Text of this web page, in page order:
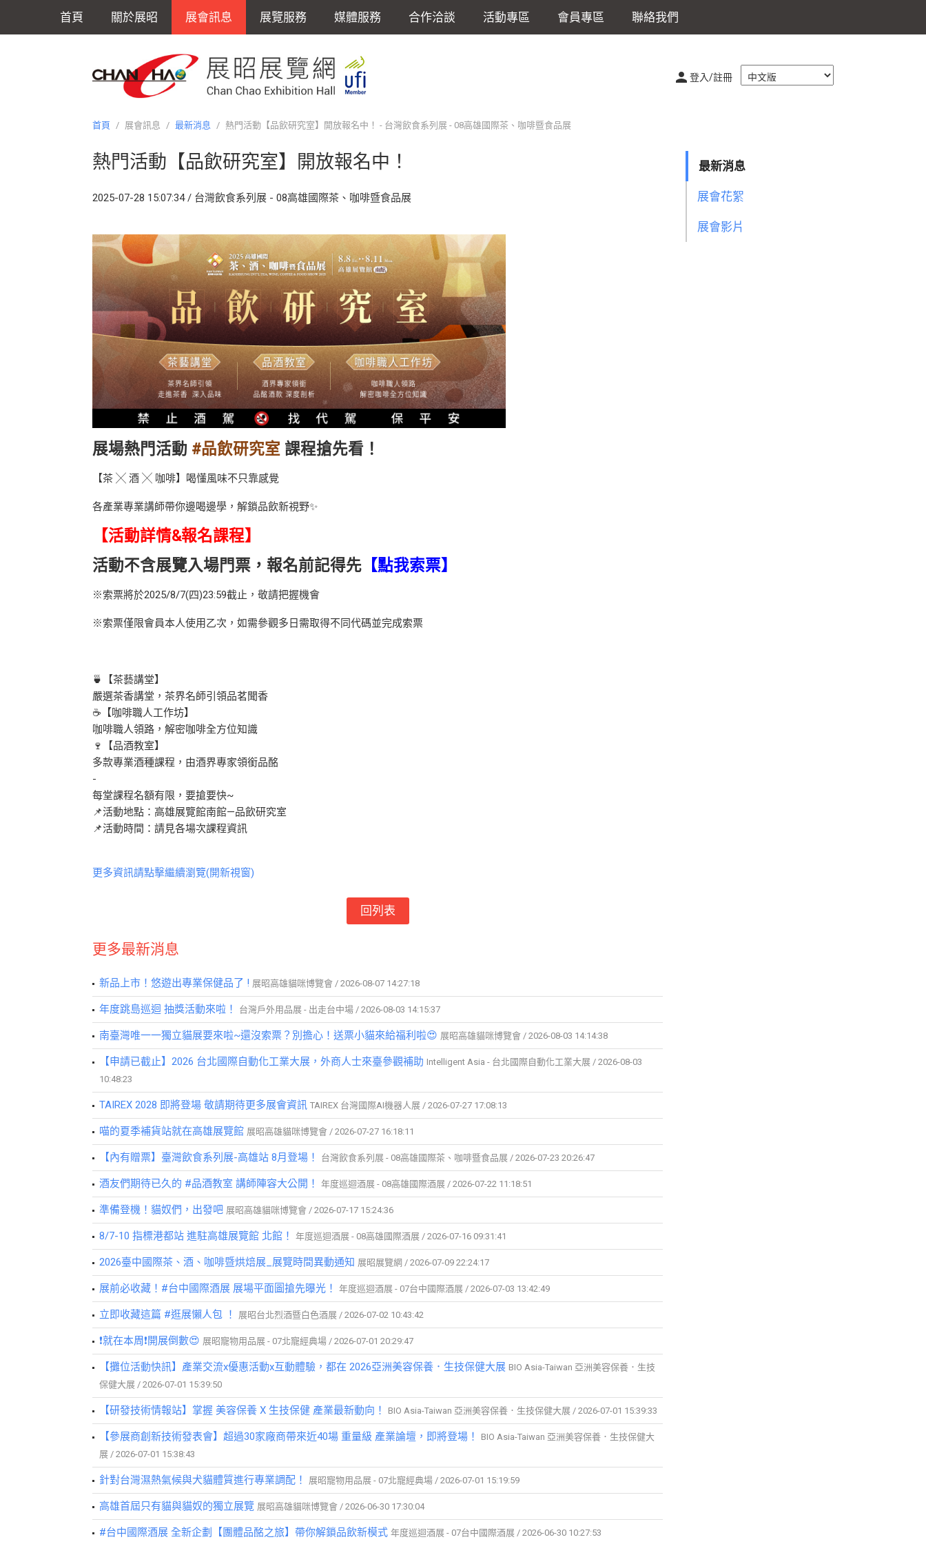
首頁 關於展昭 展會訊息 展覽服務 媒體服務 合作洽談 活動專區 會員專區 聯絡我們
登入/註冊
首頁 / 展會訊息 / 最新消息 / 熱門活動【品飲研究室】開放報名中！ - 台灣飲食系列展 - 08高雄國際茶、咖啡暨食品展
最新消息
展會花絮
展會影片
熱門活動【品飲研究室】開放報名中！
2025-07-28 15:07:34 / 台灣飲食系列展 - 08高雄國際茶、咖啡暨食品展
展場熱門活動 #品飲研究室 課程搶先看！
【茶 ╳ 酒 ╳ 咖啡】喝懂風味不只靠感覺
各產業專業講師帶你邊喝邊學，解鎖品飲新視野✨
【活動詳情&報名課程】
活動不含展覽入場門票，報名前記得先 【點我索票】
※索票將於2025/8/7(四)23:59截止，敬請把握機會
※索票僅限會員本人使用乙次，如需參觀多日需取得不同代碼並完成索票
🍵【茶藝講堂】
嚴選茶香講堂，茶界名師引領品茗聞香
☕【咖啡職人工作坊】
咖啡職人領路，解密咖啡全方位知識
🍷【品酒教室】
多款專業酒種課程，由酒界專家領銜品酩
-
每堂課程名額有限，要搶要快~
📌活動地點：高雄展覽館南館—品飲研究室
📌活動時間：請見各場次課程資訊
更多資訊請點擊繼續瀏覽(開新視窗)
回列表
更多最新消息
新品上市！悠遊出專業保健品了 ! 展昭高雄貓咪博覽會 / 2026-08-07 14:27:18
年度跳島巡迴 抽獎活動來啦！ 台灣戶外用品展 - 出走台中場 / 2026-08-03 14:15:37
南臺灣唯一一獨立貓展要來啦~還沒索票？別擔心！送票小貓來給福利啦😍 展昭高雄貓咪博覽會 / 2026-08-03 14:14:38
【申請已截止】2026 台北國際自動化工業大展，外商人士來臺參觀補助 Intelligent Asia - 台北國際自動化工業大展 / 2026-08-03
10:48:23
TAIREX 2028 即將登場 敬請期待更多展會資訊 TAIREX 台灣國際AI機器人展 / 2026-07-27 17:08:13
喵的夏季補貨站就在高雄展覽館 展昭高雄貓咪博覽會 / 2026-07-27 16:18:11
【內有贈票】臺灣飲食系列展-高雄站 8月登場！ 台灣飲食系列展 - 08高雄國際茶、咖啡暨食品展 / 2026-07-23 20:26:47
酒友們期待已久的 #品酒教室 講師陣容大公開！ 年度巡迴酒展 - 08高雄國際酒展 / 2026-07-22 11:18:51
準備登機！貓奴們，出發吧 展昭高雄貓咪博覽會 / 2026-07-17 15:24:36
8/7-10 指標港都站 進駐高雄展覽館 北館！ 年度巡迴酒展 - 08高雄國際酒展 / 2026-07-16 09:31:41
2026臺中國際茶、酒、咖啡暨烘焙展_展覽時間異動通知 展昭展覽網 / 2026-07-09 22:24:17
展前必收藏！#台中國際酒展 展場平面圖搶先曝光！ 年度巡迴酒展 - 07台中國際酒展 / 2026-07-03 13:42:49
立即收藏這篇 #逛展懶人包 ！ 展昭台北烈酒暨白色酒展 / 2026-07-02 10:43:42
❗就在本周❗開展倒數😍 展昭寵物用品展 - 07北寵經典場 / 2026-07-01 20:29:47
【攤位活動快訊】產業交流x優惠活動x互動體驗，都在 2026亞洲美容保養．生技保健大展 BIO Asia-Taiwan 亞洲美容保養．生技
保健大展 / 2026-07-01 15:39:50
【研發技術情報站】掌握 美容保養 X 生技保健 產業最新動向！ BIO Asia-Taiwan 亞洲美容保養．生技保健大展 / 2026-07-01 15:39:33
【參展商創新技術發表會】超過30家廠商帶來近40場 重量級 產業論壇，即將登場！
BIO Asia-Taiwan 亞洲美容保養．生技保健大
展 / 2026-07-01 15:38:43
針對台灣濕熱氣候與犬貓體質進行專業調配！ 展昭寵物用品展 - 07北寵經典場 / 2026-07-01 15:19:59
高雄首屆只有貓與貓奴的獨立展覽 展昭高雄貓咪博覽會 / 2026-06-30 17:30:04
#台中國際酒展 全新企劃【團體品酩之旅】帶你解鎖品飲新模式 年度巡迴酒展 - 07台中國際酒展 / 2026-06-30 10:27:53